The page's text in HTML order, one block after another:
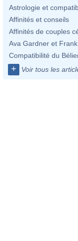
Astrologie et
Affinités et conseils
Affinités de couples
Ava Gardner et
Compatibilité du
+ Voir tous les